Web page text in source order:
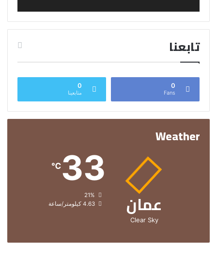
تابعنا
0
Fans
0
متابعينا
Weather
عمان
Clear Sky
33
℃
الرطوبة:
الرياح: